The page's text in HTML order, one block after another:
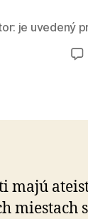
je uvedený
majú
miestach